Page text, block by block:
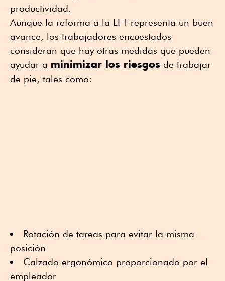
productividad.
Aunque la reforma a la LFT representa un buen
avance, los trabajadores encuestados
consideran que hay otras medidas que pueden
ayudar a minimizar los riesgos de trabajar
de pie, tales como:
Rotación de tareas para evitar la misma
posición
Calzado ergonómico proporcionado por el
empleador